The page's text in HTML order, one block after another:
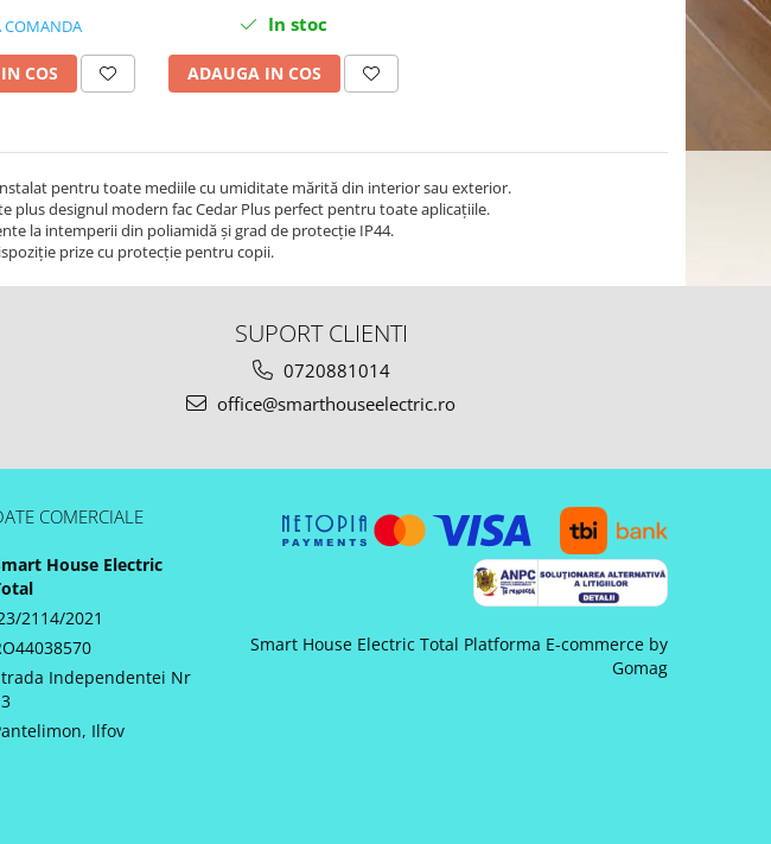
COMANDA
COS
In stoc
ADAUGA IN COS
pentru toate mediile cu umiditate mărită din interior sau exterior.
plus designul modern fac Cedar Plus perfect pentru toate aplicaţiile.
la intemperii din poliamidă şi grad de protecţie IP44.
prize cu protecţie pentru copii.
SUPORT CLIENTI
0720881014
office@smarthouseelectric.ro
COMERCIALE
House Electric
2114/2021
Independentei Nr
Ilfov
Smart House Electric Total Platforma E-commerce by
Gomag